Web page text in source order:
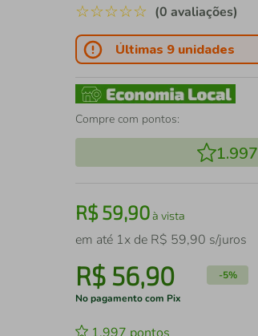
☆☆☆☆☆ (0 avaliações)
Últimas 9 unidades
Compre com pontos:
1.997
R$59,90à vista
em até 1x de R$ 59,90 s/juros
R$ 56,90 -5%
No pagamento com Pix